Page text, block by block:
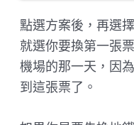
點選方案後，再選
就選你要換第一張
機場的那一天，因
到這張票了。